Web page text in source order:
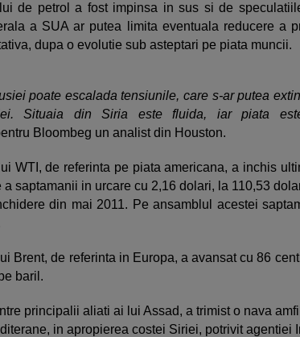
de petrol a fost impinsa in sus si de
a SUA ar putea limita eventuala reducere a
dupa o evolutie sub asteptari pe piata muncii.
poate escalada tensiunile, care s-ar putea
Situaia din Siria este fluida, iar piata
Bloombeg un analist din Houston.
WTI, de referinta pe piata americana, a inchis
a saptamanii in urcare cu 2,16 dolari, la 110,53
din mai 2011. Pe ansamblul acestei
Brent, de referinta in Europa, a avansat cu 86
baril.
principalii aliati ai lui Assad, a trimist o nava
in apropierea costei Siriei, potrivit agentiei